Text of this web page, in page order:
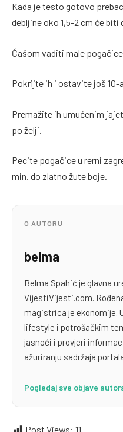
Kada je testo gotovo
debljine oko 1,5-2 cm će biti
Čašom vaditi male
Pokrijte ih i ostavite još 10-
Premažite ih umućenim
po želji.
Pecite pogačice u rerni
min. do zlatno žute boje.
O AUTORU
belma
Belma Spahić je glavna
VijestiVijesti.com.
magistrica je ekonomije.
lifestyle i potrošačkim
jasnoći i provjeri
ažuriranju sadržaja
Pogledaj sve objave
Post Views: 11